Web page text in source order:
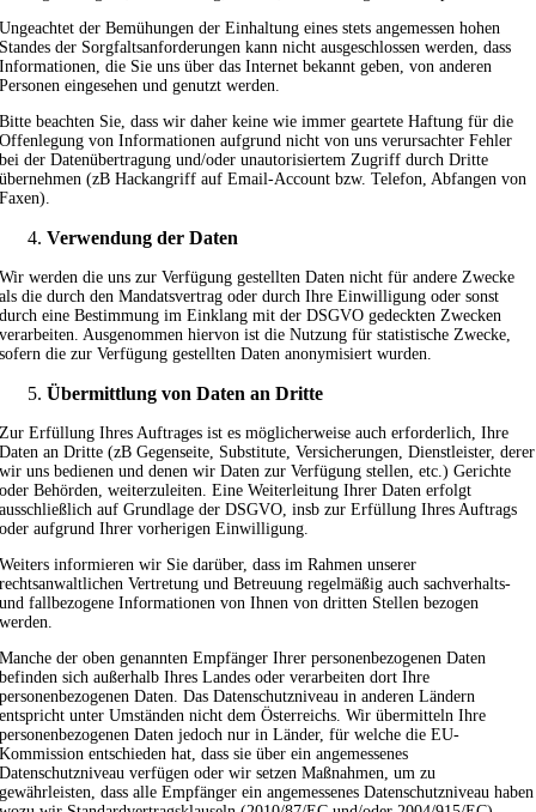
Ungeachtet der Bemühungen der Einhaltung eines stets angemessen hohen
Standes der Sorgfaltsanforderungen kann nicht ausgeschlossen werden, dass
Informationen, die Sie uns über das Internet bekannt geben, von anderen
Personen eingesehen und genutzt werden.
Bitte beachten Sie, dass wir daher keine wie immer geartete Haftung für die
Offenlegung von Informationen aufgrund nicht von uns verursachter Fehler
bei der Datenübertragung und/oder unautorisiertem Zugriff durch Dritte
übernehmen (zB Hackangriff auf Email-Account bzw. Telefon, Abfangen von
Faxen).
Verwendung der Daten
Wir werden die uns zur Verfügung gestellten Daten nicht für andere Zwecke
als die durch den Mandatsvertrag oder durch Ihre Einwilligung oder sonst
durch eine Bestimmung im Einklang mit der DSGVO gedeckten Zwecken
verarbeiten. Ausgenommen hiervon ist die Nutzung für statistische Zwecke,
sofern die zur Verfügung gestellten Daten anonymisiert wurden.
Übermittlung von Daten an Dritte
Zur Erfüllung Ihres Auftrages ist es möglicherweise auch erforderlich, Ihre
Daten an Dritte (zB Gegenseite, Substitute, Versicherungen, Dienstleister, derer
wir uns bedienen und denen wir Daten zur Verfügung stellen, etc.) Gerichte
oder Behörden, weiterzuleiten. Eine Weiterleitung Ihrer Daten erfolgt
ausschließlich auf Grundlage der DSGVO, insb zur Erfüllung Ihres Auftrags
oder aufgrund Ihrer vorherigen Einwilligung.
Weiters informieren wir Sie darüber, dass im Rahmen unserer
rechtsanwaltlichen Vertretung und Betreuung regelmäßig auch sachverhalts-
und fallbezogene Informationen von Ihnen von dritten Stellen bezogen
werden.
Manche der oben genannten Empfänger Ihrer personenbezogenen Daten
befinden sich außerhalb Ihres Landes oder verarbeiten dort Ihre
personenbezogenen Daten. Das Datenschutzniveau in anderen Ländern
entspricht unter Umständen nicht dem Österreichs. Wir übermitteln Ihre
personenbezogenen Daten jedoch nur in Länder, für welche die EU-
Kommission entschieden hat, dass sie über ein angemessenes
Datenschutzniveau verfügen oder wir setzen Maßnahmen, um zu
gewährleisten, dass alle Empfänger ein angemessenes Datenschutzniveau haben